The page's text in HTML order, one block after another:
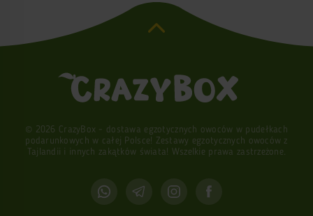
© 2026 CrazyBox - dostawa egzotycznych owoców w pudełkach
podarunkowych w całej Polsce! Zestawy egzotycznych owoców z
Tajlandii i innych zakątków świata! Wszelkie prawa zastrzeżone.